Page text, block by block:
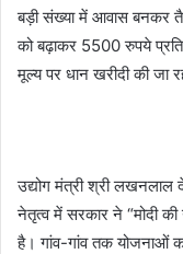
बड़ी संख्या में आवास बनकर
को बढ़ाकर 5500 रुपये प्रति
मूल्य पर धान खरीदी की जा
उद्योग मंत्री श्री लखनलाल
नेतृत्व में सरकार ने “मोदी
है। गांव-गांव तक योजनाओं